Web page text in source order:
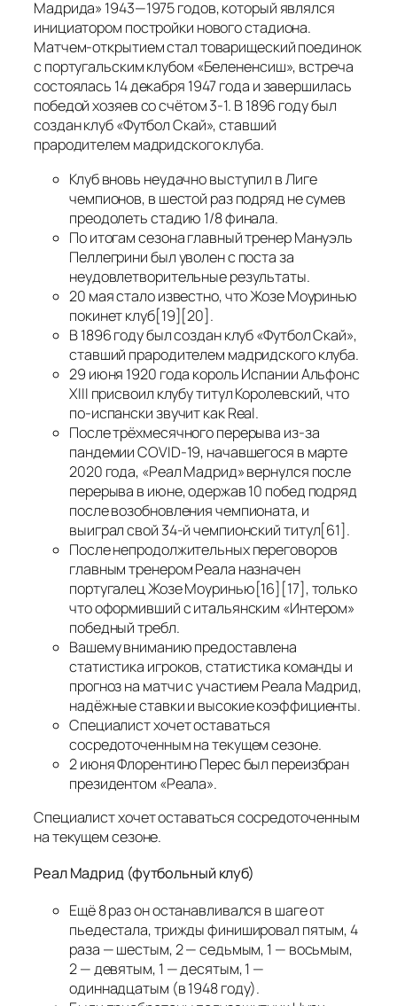
Мадрида» 1943—1975 годов, который являлся
инициатором постройки нового стадиона.
Матчем-открытием стал товарищеский поединок
с португальским клубом «Белененсиш», встреча
состоялась 14 декабря 1947 года и завершилась
победой хозяев со счётом 3-1. В 1896 году был
создан клуб «Футбол Скай», ставший
прародителем мадридского клуба.
Клуб вновь неудачно выступил в Лиге
чемпионов, в шестой раз подряд не сумев
преодолеть стадию 1/8 финала.
По итогам сезона главный тренер Мануэль
Пеллегрини был уволен с поста за
неудовлетворительные результаты.
20 мая стало известно, что Жозе Моуринью
покинет клуб[19][20].
В 1896 году был создан клуб «Футбол Скай»,
ставший прародителем мадридского клуба.
29 июня 1920 года король Испании Альфонс
XIII присвоил клубу титул Королевский, что
по-испански звучит как Real.
После трёхмесячного перерыва из-за
пандемии COVID-19, начавшегося в марте
2020 года, «Реал Мадрид» вернулся после
перерыва в июне, одержав 10 побед подряд
после возобновления чемпионата, и
выиграл свой 34-й чемпионский титул[61].
После непродолжительных переговоров
главным тренером Реала назначен
португалец Жозе Моуринью[16][17], только
что оформивший с итальянским «Интером»
победный требл.
Вашему вниманию предоставлена
статистика игроков, статистика команды и
прогноз на матчи с участием Реала Мадрид,
надёжные ставки и высокие коэффициенты.
Специалист хочет оставаться
сосредоточенным на текущем сезоне.
2 июня Флорентино Перес был переизбран
президентом «Реала».
Специалист хочет оставаться сосредоточенным
на текущем сезоне.
Реал Мадрид (футбольный клуб)
Ещё 8 раз он останавливался в шаге от
пьедестала, трижды финишировал пятым, 4
раза — шестым, 2 — седьмым, 1 — восьмым,
2 — девятым, 1 — десятым, 1 —
одиннадцатым (в 1948 году).